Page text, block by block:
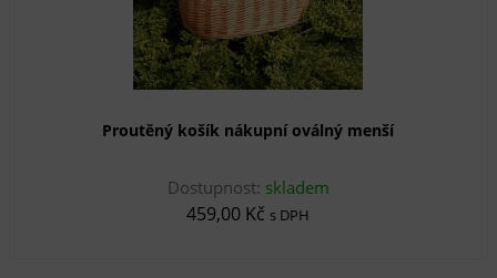
Proutěný košík nákupní oválný menší
Dostupnost: skladem
459,00 Kč s DPH